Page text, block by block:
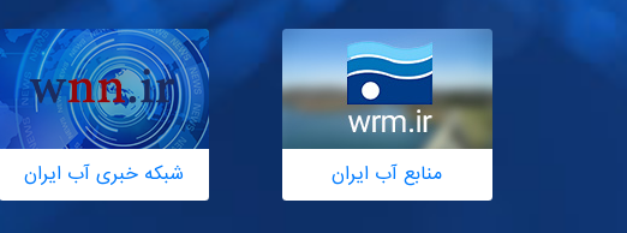
منابع آب ایران شبکه خبری آب ایران